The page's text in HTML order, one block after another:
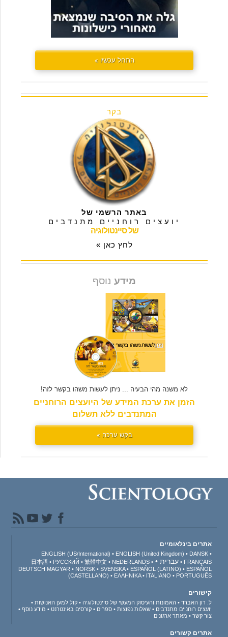
התחל עכשיו »
בקר
באתר הרשמי של
יועצים רוחניים מתנדבים
של סיינטולוגיה
לחץ כאן »
מידע נוסף
לא משנה מהי הבעיה ... ניתן לעשות משהו בקשר לזה!
הזמן את ערכת המידע של היועצים הרוחניים
המתנדבים ללא תשלום
בקש ערכה »
אתרים בינלאומיים
ENGLISH (US/International) ENGLISH (United Kingdom)
DANSK
FRANÇAIS
עברית 日本語 РУССКИЙ 繁體中文
NEDERLANDS
DEUTSCH MAGYAR NORSK SVENSKA ESPAÑOL (LATINO)
ESPAÑOL
(CASTELLANO)
ΕΛΛΗΝΙΚA ITALIANO PORTUGUÊS
קישורים
ל. רון האברד האמונות והעיסוק המעשי של סיינטולוגיה
קול למען האנושות
יועצים רוחניים מתנדבים
שאלות נפוצות ספרים קורסים באינטרנט
מידע נוסף
צור קשר
מאתר ארגונים
אתרים קשורים